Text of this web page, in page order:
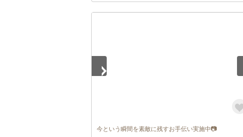
今という瞬間を素敵に残すお手伝い実施中📷